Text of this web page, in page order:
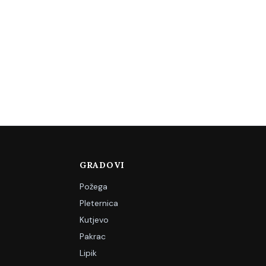
GRADOVI
Požega
Pleternica
Kutjevo
Pakrac
Lipik